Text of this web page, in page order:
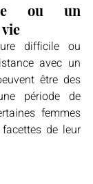
ou un
difficile ou
avec un
être des
période de
femmes
de leur